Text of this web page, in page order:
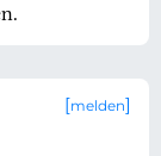
melden